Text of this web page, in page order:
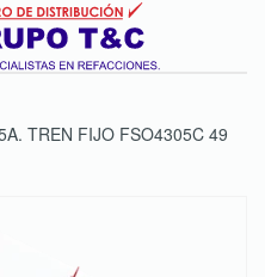
TREN FIJO FSO4305C 49